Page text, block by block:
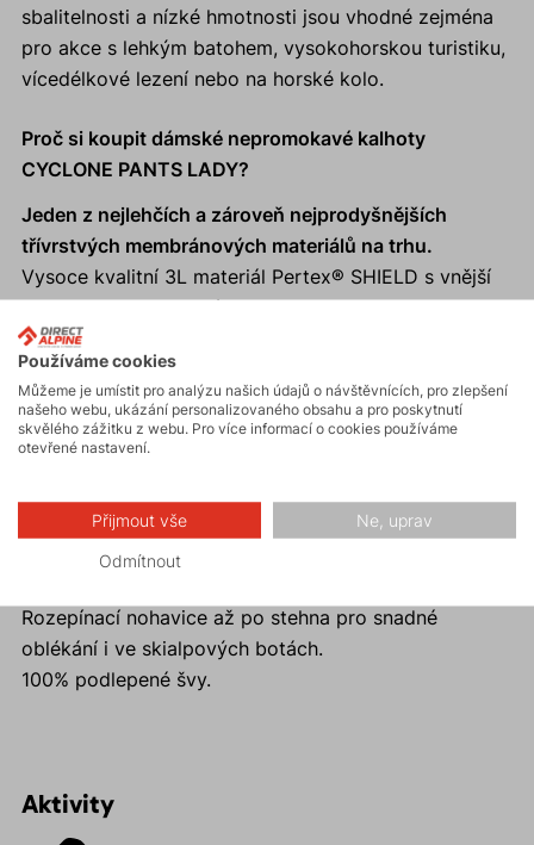
sbalitelnosti a nízké hmotnosti jsou vhodné zejména
pro akce s lehkým batohem, vysokohorskou turistiku,
vícedélkové lezení nebo na horské kolo.
Proč si koupit dámské nepromokavé kalhoty
CYCLONE PANTS LADY?
Jeden z nejlehčích a zároveň nejprodyšnějších
třívrstvých membránových materiálů na trhu.
Vysoce kvalitní 3L materiál Pertex® SHIELD s vnější
vrstvou z recyklovaného polyamidu.
Rychlý odvod vlhkosti a zároveň vysoký vodní
sloupec a vynikající větruodolnost.
Záložní kalhoty, kompaktní sbalitelnost do vnitřní
kapsy.
Reflexní prvky zajistí viditelnost a bezpečnost v šeru i
Rozepínací nohavice až po stehna pro snadné
oblékání i ve skialpových botách.
100% podlepené švy.
Aktivity
Používáme cookies
Můžeme je umístit pro analýzu našich údajů o návštěvnících, pro zlepšení
našeho webu, ukázání personalizovaného obsahu a pro poskytnutí
skvělého zážitku z webu. Pro více informací o cookies používáme
otevřené nastavení.
Přijmout vše Ne, uprav
Odmítnout